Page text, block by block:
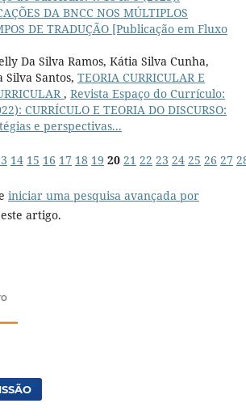
DA BNCC NOS MÚLTIPLOS
DE TRADUÇÃO [Publicação em Fluxo
Da Silva Ramos, Kátia Silva Cunha,
Santos, TEORIA CURRICULAR E
, Revista Espaço do Currículo:
CURRÍCULO E TEORIA DO DISCURSO:
e perspectivas...
14 15 16 17 18 19 20 21 22 23 24 25 26 27
iniciar uma pesquisa avançada por
artigo.